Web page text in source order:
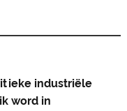
industriële
word in